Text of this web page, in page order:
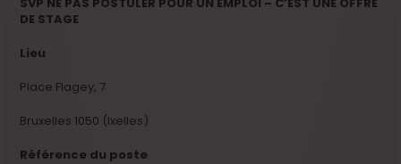
DE STAGE
Lieu
Place Flagey, 7
Bruxelles 1050 (Ixelles)
Référence du poste